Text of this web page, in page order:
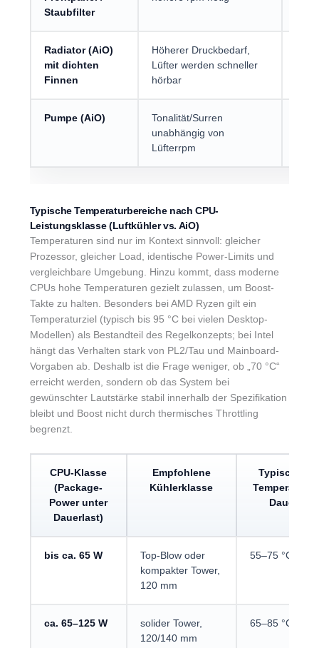
Staubfilter
Radiator (AiO)
mit dichten
Finnen
Höherer Druckbedarf,
Lüfter werden schneller
hörbar
Pumpe (AiO)
Tonalität/Surren
unabhängig von
Lüfterrpm
Typische Temperaturbereiche nach CPU-
Leistungsklasse (Luftkühler vs. AiO)
Temperaturen sind nur im Kontext sinnvoll: gleicher
Prozessor, gleicher Load, identische Power-Limits und
vergleichbare Umgebung. Hinzu kommt, dass moderne
CPUs hohe Temperaturen gezielt zulassen, um Boost-
Takte zu halten. Besonders bei AMD Ryzen gilt ein
Temperaturziel (typisch bis 95 °C bei vielen Desktop-
Modellen) als Bestandteil des Regelkonzepts; bei Intel
hängt das Verhalten stark von PL2/Tau und Mainboard-
Vorgaben ab. Deshalb ist die Frage weniger, ob „70 °C“
erreicht werden, sondern ob das System bei
gewünschter Lautstärke stabil innerhalb der Spezifikation
bleibt und Boost nicht durch thermisches Throttling
begrenzt.
CPU-Klasse
(Package-
Power unter
Dauerlast)
Empfohlene
Kühlerklasse
Typische
Temperatur
Dauerlast*
bis ca. 65 W
Top-Blow oder
kompakter Tower,
120 mm
55–75 °C
ca. 65–125 W
solider Tower,
120/140 mm
65–85 °C